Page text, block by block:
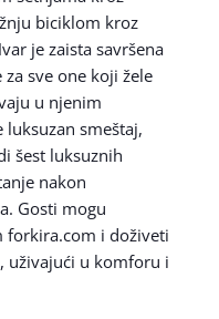
biciklom kroz
je zaista savršena
sve one koji žele
u njenim
smeštaj,
šest luksuznih
nakon
Gosti mogu
forkira.com i doživeti
uživajući u komforu i